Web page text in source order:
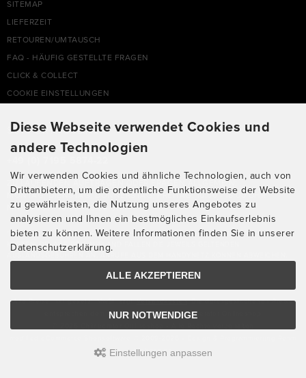
SITEMAP
LIEFERZEIT
RETOUREN/UMTAUSCH
FAQ - HÄUFIG GESTELLTE FRAGEN
CLICK & COLLECT
COOKIE EINSTELLUNGEN
SUPPORTHOTLINE
ZU LAUFENDEN AUFTRÄGEN ODER FRAGEN ALLGEMEIN:
MONTAG, DIENSTAG, DONNERSTAG, FREITAG: 10:00 - 16:00 UHR
MITTWOCH: 10:00 - 18:00 UHR
* KOSTEN: NORMALER ORTSTARIF DE, MIT FLATRATEVERTRAG NATÜRLICH
KOSTENLOS. AUS DEM AUSLAND FALLEN DIE JEWEILS GELTENDEN
Alle Preise inkl. gesetzl. MwSt. zzgl.Versandkosten. Die durchgestrichenen Preise
entsprechen dem bisherigen Preis bei Chimperator Onlineshop
Webdesign
Diese Webseite verwendet Cookies und
andere Technologien
Wir verwenden Cookies und ähnliche Technologien, auch von
Drittanbietern, um die ordentliche Funktionsweise der Website
zu gewährleisten, die Nutzung unseres Angebotes zu
analysieren und Ihnen ein bestmögliches Einkaufserlebnis
bieten zu können. Weitere Informationen finden Sie in unserer
Datenschutzerklärung.
ALLE AKZEPTIEREN
NUR NOTWENDIGE
Einstellungen anpassen